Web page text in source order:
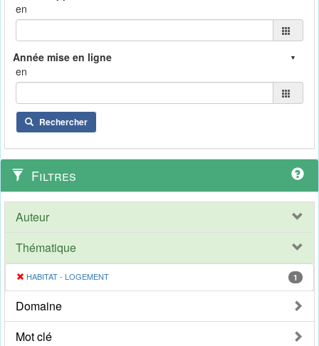
en
en
Rechercher
Filtres
Auteur
Thématique
HABITAT - LOGEMENT 1
Domaine
Mot clé